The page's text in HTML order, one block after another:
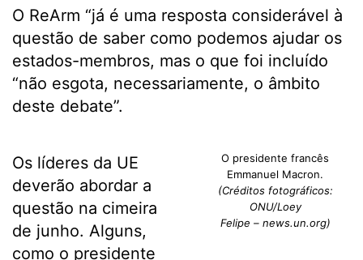
O ReArm “já é uma resposta considerável à
questão de saber como podemos ajudar os
estados-membros, mas o que foi incluído
“não esgota, necessariamente, o âmbito
deste debate”.
O presidente francês
Emmanuel Macron.
(Créditos fotográficos:
ONU/Loey
Felipe – news.un.org)
Os líderes da UE
deverão abordar a
questão na cimeira
de junho. Alguns,
como o presidente